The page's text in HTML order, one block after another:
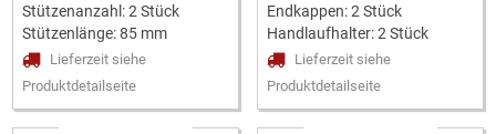
Stützenanzahl: 2 Stück
Stützenlänge: 85 mm
Lieferzeit siehe
Produktdetailseite
Endkappen: 2 Stück
Handlaufhalter: 2 Stück
Lieferzeit siehe
Produktdetailseite